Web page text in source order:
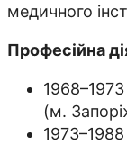
медичного
Професійна
1968–1973
(м.